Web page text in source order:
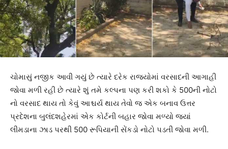
ચોમાસું નજીક આવી ગયું છે ત્યારે દરેક રાજ્યોમાં વરસાદની આગાહી
જોવા મળી રહી છે ત્યારે શું તમે કલ્પના પણ કરી શકો કે 500ની નોટો
નો વરસાદ થાય તો કેવું આશ્ચર્ય થાય તેવો જ એક બનાવ ઉત્તર
પ્રદેશના બુલંદશહેરમાં એક કોર્ટની બહાર જોવા મળ્યો જ્યાં
લીમડાના ઝાડ પરથી 500 રૂપિયાની સેંકડો નોટો પડતી જોવા મળી.